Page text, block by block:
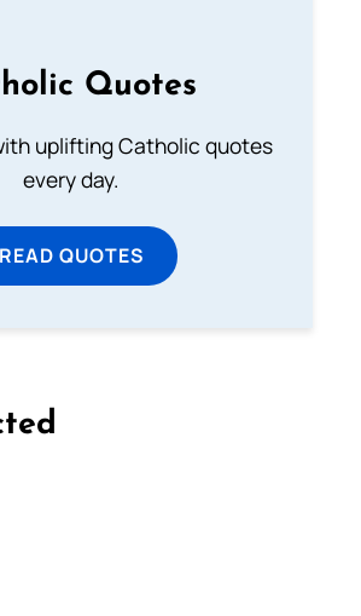
Quotes
uplifting Catholic quotes
every day.
READ QUOTES